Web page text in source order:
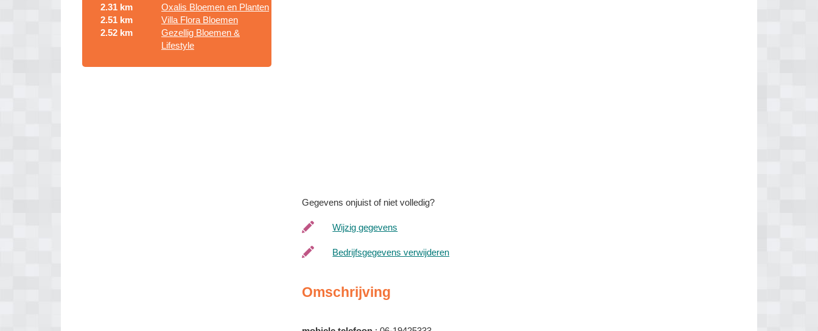
2.31 km
Oxalis Bloemen en Planten
2.51 km
Villa Flora Bloemen
2.52 km
Gezellig Bloemen &
Lifestyle
Gegevens onjuist of niet volledig?
Wijzig gegevens
Bedrijfsgegevens verwijderen
Omschrijving